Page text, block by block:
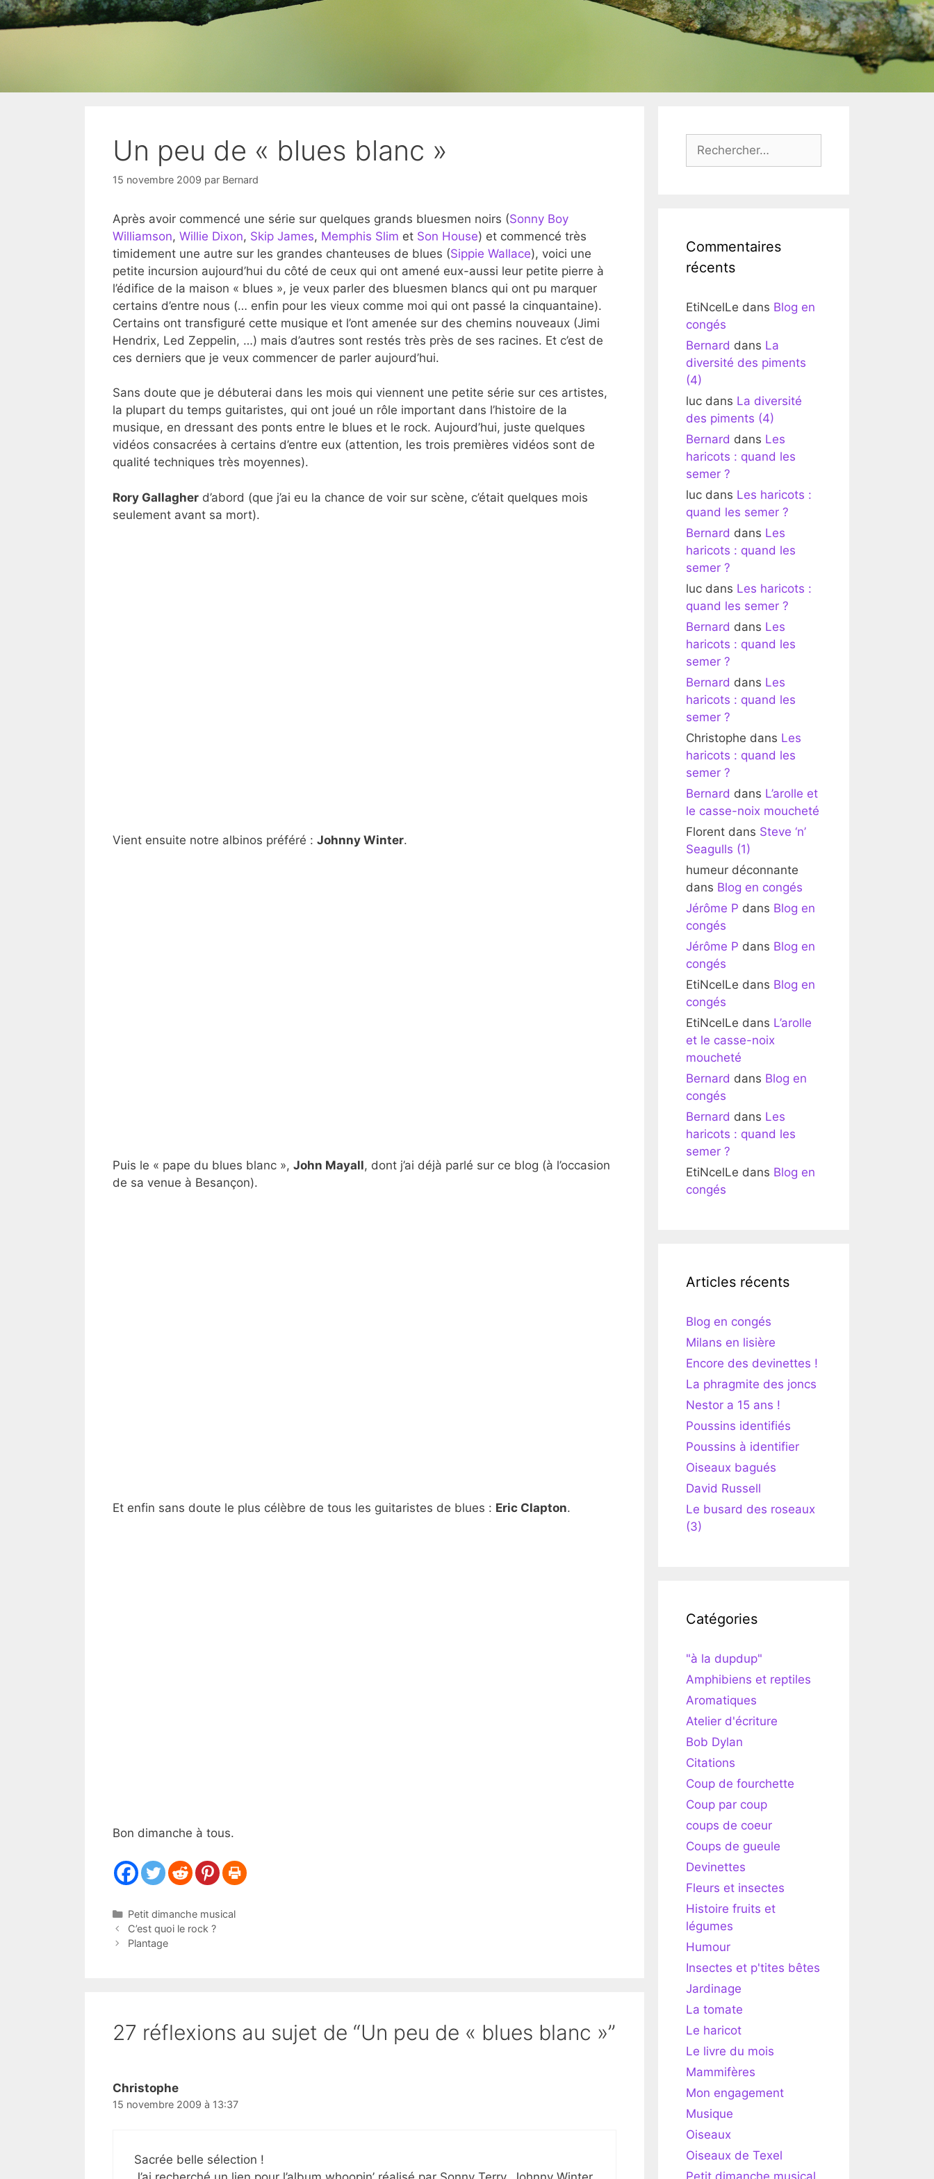
Un peu de « blues blanc »
15 novembre 2009 par Bernard
Après avoir commencé une série sur quelques grands bluesmen noirs (Sonny Boy
Williamson, Willie Dixon, Skip James, Memphis Slim et Son House) et commencé très
timidement une autre sur les grandes chanteuses de blues (Sippie Wallace), voici une
petite incursion aujourd’hui du côté de ceux qui ont amené eux-aussi leur petite pierre à
l’édifice de la maison « blues », je veux parler des bluesmen blancs qui ont pu marquer
certains d’entre nous (… enfin pour les vieux comme moi qui ont passé la cinquantaine).
Certains ont transfiguré cette musique et l’ont amenée sur des chemins nouveaux (Jimi
Hendrix, Led Zeppelin, …) mais d’autres sont restés très près de ses racines. Et c’est de
ces derniers que je veux commencer de parler aujourd’hui.
Sans doute que je débuterai dans les mois qui viennent une petite série sur ces artistes,
la plupart du temps guitaristes, qui ont joué un rôle important dans l’histoire de la
musique, en dressant des ponts entre le blues et le rock. Aujourd’hui, juste quelques
vidéos consacrées à certains d’entre eux (attention, les trois premières vidéos sont de
qualité techniques très moyennes).
Rory Gallagher d’abord (que j’ai eu la chance de voir sur scène, c’était quelques mois
seulement avant sa mort).
Vient ensuite notre albinos préféré : Johnny Winter.
Puis le « pape du blues blanc », John Mayall, dont j’ai déjà parlé sur ce blog (à l’occasion
de sa venue à Besançon).
Et enfin sans doute le plus célèbre de tous les guitaristes de blues : Eric Clapton.
Bon dimanche à tous.
Catégories
Petit dimanche musical
C’est quoi le rock ?
Plantage
27 réflexions au sujet de “Un peu de « blues blanc »”
Christophe
15 novembre 2009 à 13:37
Sacrée belle sélection !
Commentaires
récents
EtiNcelLe dans Blog en
congés
Bernard dans La
diversité des piments
(4)
luc dans La diversité
des piments (4)
Bernard dans Les
haricots : quand les
semer ?
luc dans Les haricots :
quand les semer ?
Bernard dans Les
haricots : quand les
semer ?
luc dans Les haricots :
quand les semer ?
Bernard dans Les
haricots : quand les
semer ?
Bernard dans Les
haricots : quand les
semer ?
Christophe dans Les
haricots : quand les
semer ?
Bernard dans L’arolle et
le casse-noix moucheté
Florent dans Steve ‘n’
Seagulls (1)
humeur déconnante
dans Blog en congés
Jérôme P dans Blog en
congés
Jérôme P dans Blog en
congés
EtiNcelLe dans Blog en
congés
EtiNcelLe dans L’arolle
et le casse-noix
moucheté
Bernard dans Blog en
congés
Bernard dans Les
haricots : quand les
semer ?
EtiNcelLe dans Blog en
congés
Articles récents
Blog en congés
Milans en lisière
Encore des devinettes !
La phragmite des joncs
Nestor a 15 ans !
Poussins identifiés
Poussins à identifier
Oiseaux bagués
David Russell
Le busard des roseaux
(3)
Catégories
"à la dupdup"
Amphibiens et reptiles
Aromatiques
Atelier d'écriture
Bob Dylan
Citations
Coup de fourchette
Coup par coup
coups de coeur
Coups de gueule
Devinettes
Fleurs et insectes
Histoire fruits et
légumes
Humour
Insectes et p'tites bêtes
Jardinage
La tomate
Le haricot
Le livre du mois
Mammifères
Mon engagement
Musique
Oiseaux
Oiseaux de Texel
Petit dimanche musical